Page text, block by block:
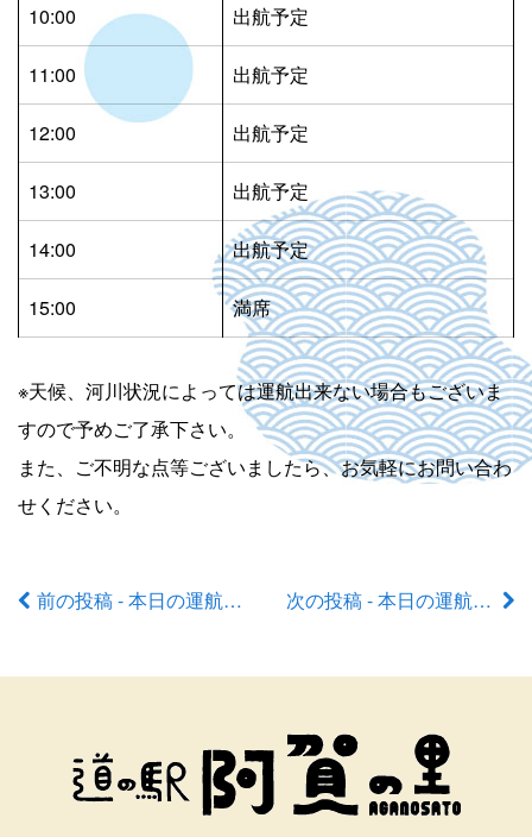
10:00 出航予定
11:00 出航予定
12:00 出航予定
13:00 出航予定
14:00 出航予定
15:00 満席
※天候、河川状況によっては運航出来ない場合もございま
すので予めご了承下さい。
また、ご不明な点等ございましたら、お気軽にお問い合わ
せください。
前前の投稿 - 本日の運航状況 次の投稿 - 本日の運航状況